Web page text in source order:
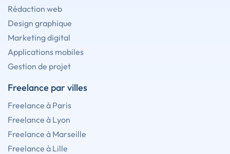
Rédaction web
Design graphique
Marketing digital
Applications mobiles
Gestion de projet
Freelance par villes
Freelance à Paris
Freelance à Lyon
Freelance à Marseille
Freelance à Lille